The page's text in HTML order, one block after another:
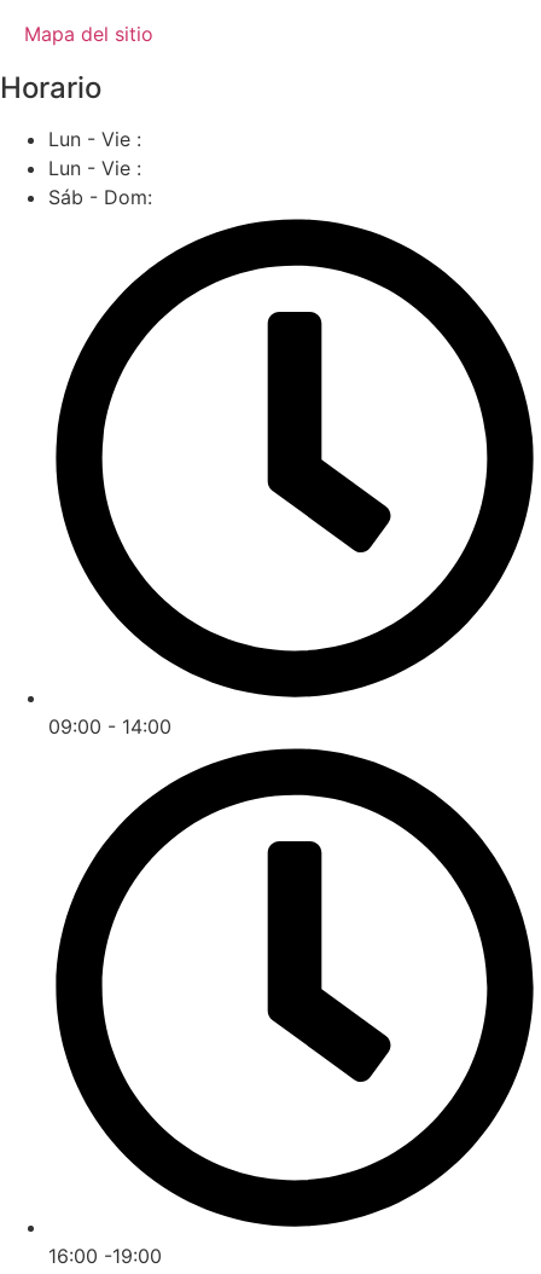
Mapa del sitio
Horario
Lun - Vie :
Lun - Vie :
Sáb - Dom:
09:00 - 14:00
16:00 -19:00